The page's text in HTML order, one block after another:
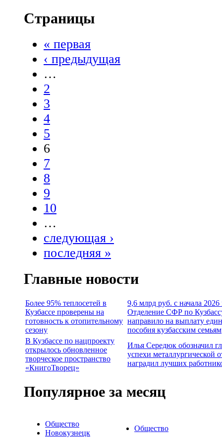
Страницы
« первая
‹ предыдущая
…
2
3
4
5
6
7
8
9
10
…
следующая ›
последняя »
Главные новости
Более 95% теплосетей в
Кузбассе проверены на
готовность к отопительному
сезону
9,6 млрд руб. с начала 2026
Отделение СФР по
направило на выплату
пособия кузбасским семьям
В Кузбассе по нацпроекту
открылось обновленное
творческое пространство
«КнигоТворец»
Илья Середюк обозначил
успехи металлургической
наградил лучших
Популярное за месяц
Общество
Новокузнецк
Общество